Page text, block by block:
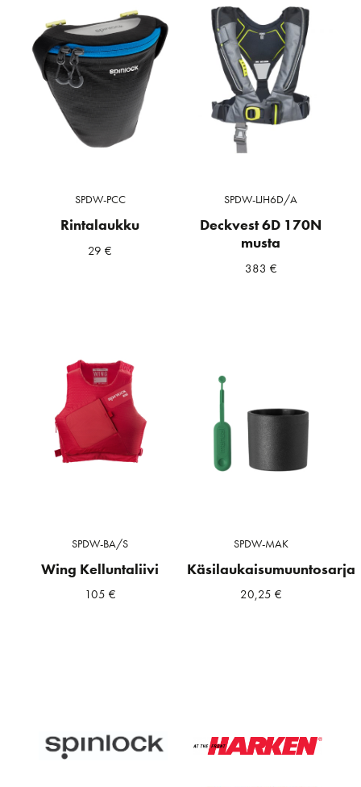
SPDW-PCC
Rintalaukku
29€
SPDW-LJH6D/A
Deckvest 6D 170N
musta
383 €
SPDW-BA/S
Wing Kelluntaliivi
105 €
SPDW-MAK
Käsilaukaisumuuntosarja
20,25 €